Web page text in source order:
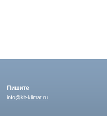
Пишите
info@kit-klimat.ru